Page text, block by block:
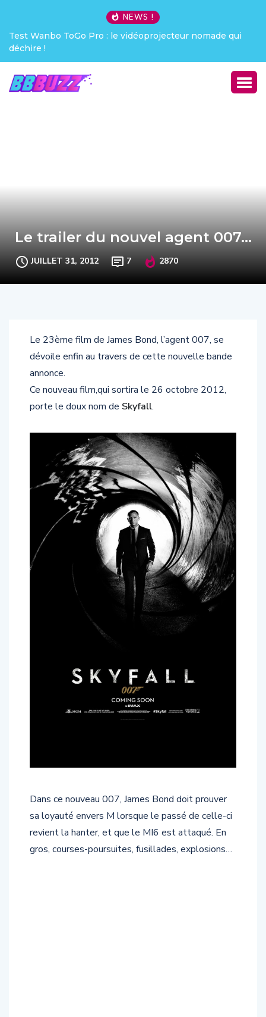
NEWS !
Creative Pebble X : j’ai été choqué !
Le trailer du nouvel agent 007…
JUILLET 31, 2012 7 2870
Le 23ème film de James Bond, l’agent 007, se
dévoile enfin au travers de cette nouvelle bande
annonce.
Ce nouveau film,qui sortira le 26 octobre 2012,
porte le doux nom de Skyfall.
Dans ce nouveau 007, James Bond doit prouver
sa loyauté envers M lorsque le passé de celle-ci
revient la hanter, et que le MI6 est attaqué. En
gros, courses-poursuites, fusillades, explosions…